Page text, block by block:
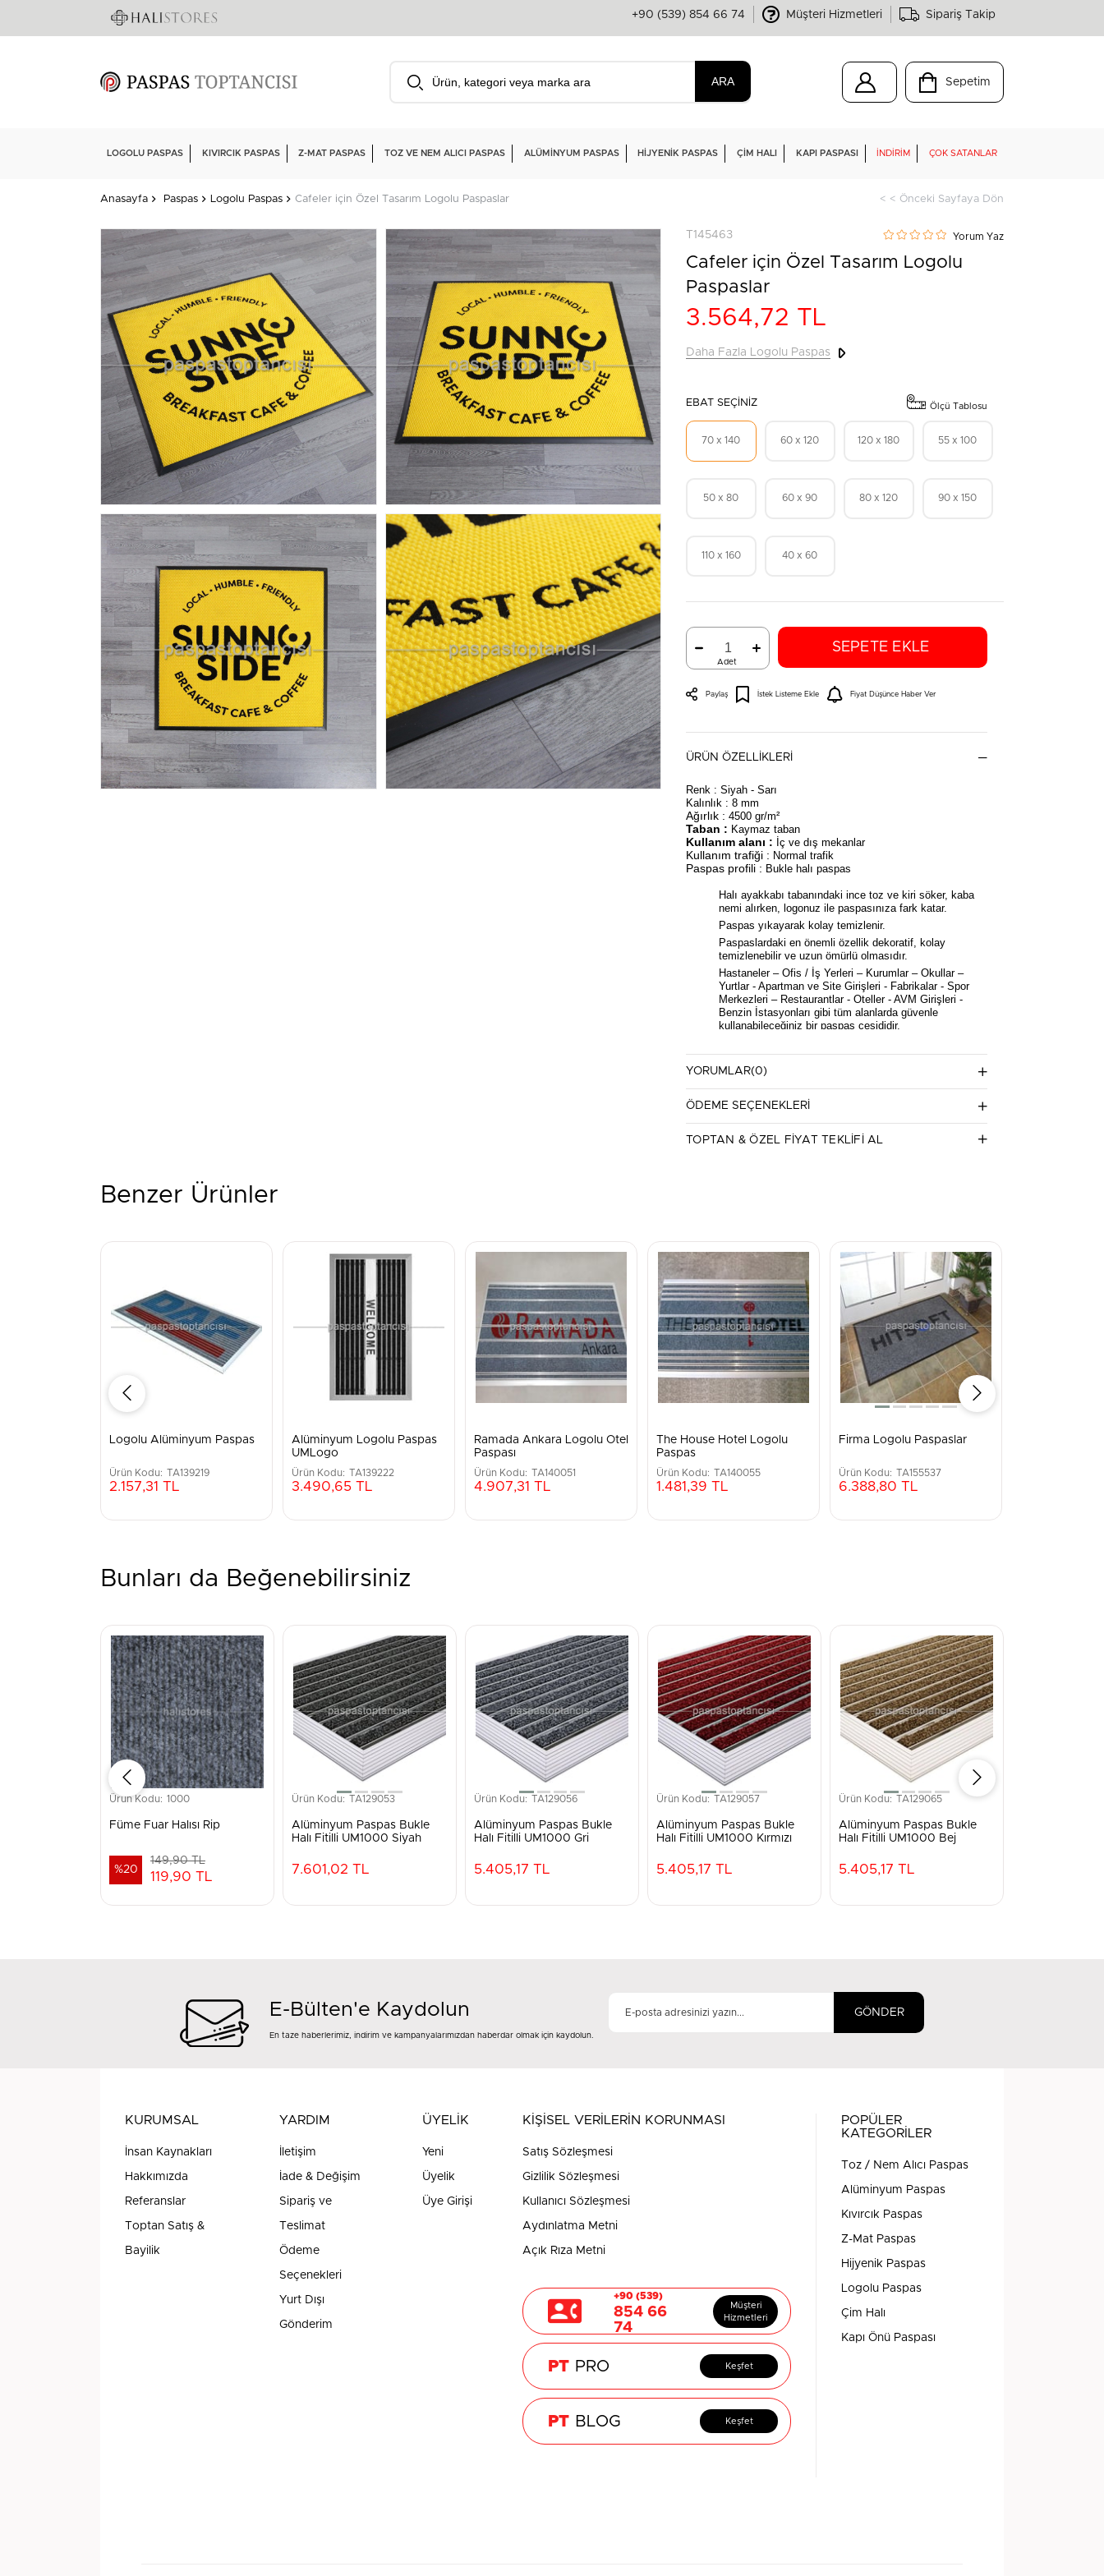
+90 (539) 854 66 74 Müşteri Hizmetleri Sipariş Takip
Sepetim
LOGOLU PASPAS KIVIRCIK PASPAS Z-MAT PASPAS TOZ VE NEM ALICI PASPAS ALÜMINYUM PASPAS HIJYENIK PASPAS ÇIM HALI KAPI PASPASI İNDIRIM ÇOK SATANLAR
Anasayfa Paspas Logolu Paspas Cafeler için Özel Tasarım Logolu Paspaslar < < Önceki Sayfaya Dön
T145463 Yorum Yaz
Cafeler için Özel Tasarım Logolu
Paspaslar
3.564,72 TL
Daha Fazla Logolu Paspas
Ölçü Tablosu
EBAT SEÇINIZ
70 x 140 60 x 120 120 x 180 55 x 100
50 x 80 60 x 90 80 x 120 90 x 150
110 x 160 40 x 60
Adet
Paylaş İstek Listeme Ekle Fiyat Düşünce Haber Ver
ÜRÜN ÖZELLIKLERI
Renk : Siyah - Sarı
Kalınlık : 8 mm
Ağırlık : 4500 gr/m²
Taban : Kaymaz taban
Kullanım alanı : İç ve dış mekanlar
Kullanım trafiği : Normal trafik
Paspas profili : Bukle halı paspas
Halı ayakkabı tabanındaki ince toz ve kiri söker, kaba
nemi alırken, logonuz ile paspasınıza fark katar.
Paspas yıkayarak kolay temizlenir.
Paspaslardaki en önemli özellik dekoratif, kolay
temizlenebilir ve uzun ömürlü olmasıdır.
Hastaneler – Ofis / İş Yerleri – Kurumlar – Okullar –
Yurtlar - Apartman ve Site Girişleri - Fabrikalar - Spor
Merkezleri – Restaurantlar - Oteller - AVM Girişleri -
Benzin İstasyonları gibi tüm alanlarda güvenle
kullanabileceğiniz bir paspas çeşididir.
Not:İstek üzerine özel ebat ve renk tonlarında yapılır.
([email protected]
YORUMLAR(0)
ÖDEME SEÇENEKLERI
Benzer Ürünler
Logolu Alüminyum Paspas
TA139219
2.157,31 TL
Alüminyum Logolu Paspas
UMLogo
TA139222
3.490,65 TL
Ramada Ankara Logolu Otel
Paspası
TA140051
4.907,31 TL
The House Hotel Logolu
Paspas
TA140055
1.481,39 TL
Firma Logolu Paspaslar
TA155537
6.388,80 TL
Bunları da Beğenebilirsiniz
1000
Füme Fuar Halısı Rip
%20
119,90 TL
149,90 TL
TA129053
Alüminyum Paspas Bukle
Halı Fitilli UM1000 Siyah
7.601,02 TL
TA129056
Alüminyum Paspas Bukle
Halı Fitilli UM1000 Gri
5.405,17 TL
TA129057
Alüminyum Paspas Bukle
Halı Fitilli UM1000 Kırmızı
5.405,17 TL
TA129065
Alüminyum Paspas Bukle
Halı Fitilli UM1000 Bej
5.405,17 TL
E-Bülten'e Kaydolun
En taze haberlerimiz, indirim ve kampanyalarımızdan haberdar olmak için kaydolun.
GÖNDER
KURUMSAL
İnsan Kaynakları
Hakkımızda
Referanslar
Toptan Satış &
Bayilik
YARDIM
İletişim
İade & Değişim
Sipariş ve
Teslimat
Ödeme
Seçenekleri
Yurt Dışı
Gönderim
ÜYELİK
Yeni
Üyelik
Üye Girişi
KİŞİSEL VERİLERİN KORUNMASI
Satış Sözleşmesi
Gizlilik Sözleşmesi
Kullanıcı Sözleşmesi
Aydınlatma Metni
Açık Rıza Metni
+90 (539)
854 66
74
Müşteri
Hizmetleri
PT PRO Keşfet
PT BLOG Keşfet
POPÜLER
KATEGORİLER
Toz / Nem Alıcı Paspas
Alüminyum Paspas
Kıvırcık Paspas
Z-Mat Paspas
Hijyenik Paspas
Logolu Paspas
Çim Halı
Kapı Önü Paspası